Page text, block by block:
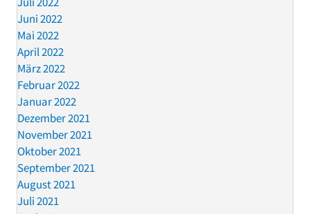
Juni 2022
Mai 2022
April 2022
März 2022
Februar 2022
Januar 2022
Dezember 2021
November 2021
Oktober 2021
September 2021
August 2021
Juli 2021